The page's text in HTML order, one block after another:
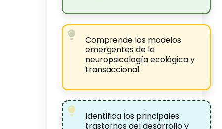
Comprende los modelos
emergentes de la
neuropsicología ecológica y
transaccional.
Identifica los principales
trastornos del desarrollo y